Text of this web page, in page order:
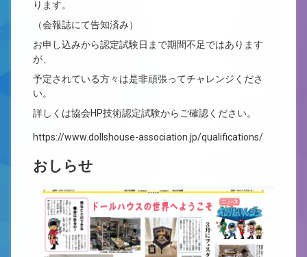
ります。
（会報誌にて告知済み）
お申し込みから認定試験日まで期間不足ではあります
が、
予定されている方々は是非頑張ってチャレンジくださ
い。
詳しくは協会HP技術認定試験からご確認ください。
https://www.dollshouse-association.jp/qualifications/
おしらせ